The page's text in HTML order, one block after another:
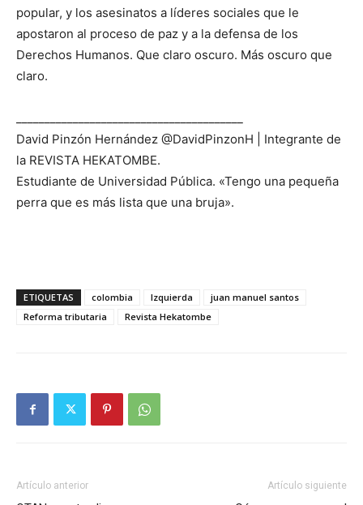
popular, y los asesinatos a líderes sociales que le
apostaron al proceso de paz y a la defensa de los
Derechos Humanos. Que claro oscuro. Más oscuro que
claro.
David Pinzón Hernández @DavidPinzonH | Integrante de
la REVISTA HEKATOMBE.
Estudiante de Universidad Pública. «Tengo una pequeña
perra que es más lista que una bruja».
ETIQUETAS colombia Izquierda
juan manuel santos
Reforma tributaria
Revista Hekatombe
Artículo anterior Artículo siguiente